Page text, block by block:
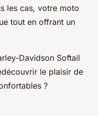
les cas, votre moto
tout en offrant un
Davidson Softail
le plaisir de
?